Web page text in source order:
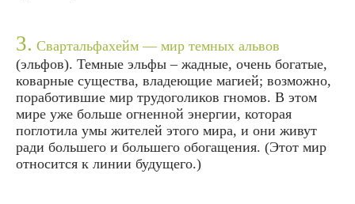
3. Свартальфахейм — мир темных альвов
(эльфов). Темные эльфы – жадные, очень богатые,
коварные существа, владеющие магией; возможно,
поработившие мир трудоголиков гномов. В этом
мире уже больше огненной энергии, которая
поглотила умы жителей этого мира, и они живут
ради большего и большего обогащения. (Этот мир
относится к линии будущего.)